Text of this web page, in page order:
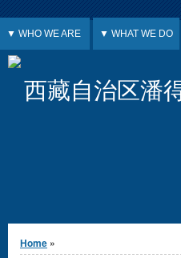
Jump to Content
▼ WHO WE ARE ▼ WHAT WE DO
西藏自治区潘
You are here
Home »